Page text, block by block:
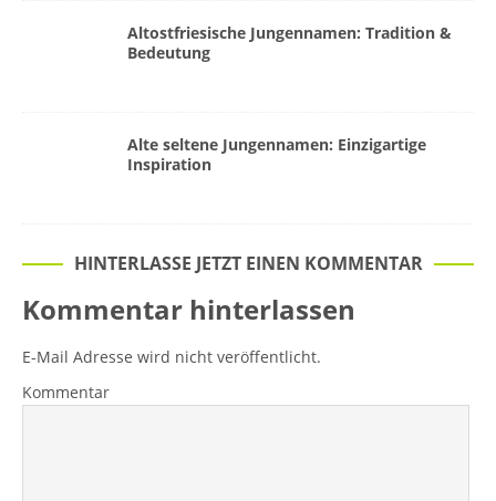
Altostfriesische Jungennamen: Tradition &
Bedeutung
Alte seltene Jungennamen: Einzigartige
Inspiration
HINTERLASSE JETZT EINEN KOMMENTAR
Kommentar hinterlassen
E-Mail Adresse wird nicht veröffentlicht.
Kommentar